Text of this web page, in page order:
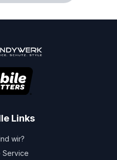
Links
wir?
Service